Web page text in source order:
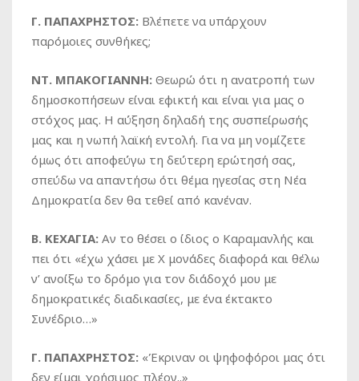
Γ. ΠΑΠΑΧΡΗΣΤΟΣ: Βλέπετε να υπάρχουν
παρόμοιες συνθήκες;
ΝΤ. ΜΠΑΚΟΓΙΑΝΝΗ: Θεωρώ ότι η ανατροπή των
δημοσκοπήσεων είναι εφικτή και είναι για μας ο
στόχος μας. Η αύξηση δηλαδή της συσπείρωσής
μας και η νωπή λαϊκή εντολή. Για να μη νομίζετε
όμως ότι αποφεύγω τη δεύτερη ερώτησή σας,
σπεύδω να απαντήσω ότι θέμα ηγεσίας στη Νέα
Δημοκρατία δεν θα τεθεί από κανέναν.
Β. ΚΕΧΑΓΙΑ: Αν το θέσει ο ίδιος ο Καραμανλής και
πει ότι «έχω χάσει με Χ μονάδες διαφορά και θέλω
ν’ ανοίξω το δρόμο για τον διάδοχό μου με
δημοκρατικές διαδικασίες, με ένα έκτακτο
Συνέδριο…»
Γ. ΠΑΠΑΧΡΗΣΤΟΣ: «Έκριναν οι ψηφοφόροι μας ότι
δεν είμαι χρήσιμος πλέον..»